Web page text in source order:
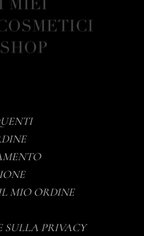
MIO ORDINE
PRIVACY